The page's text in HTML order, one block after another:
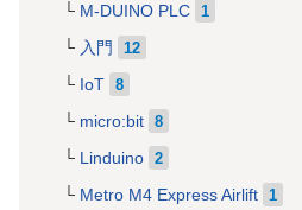
M-DUINO PLC 1
入門 12
IoT 8
micro:bit 8
Linduino 2
Metro M4 Express Airlift 1